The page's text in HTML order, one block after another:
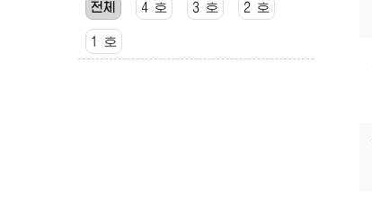
전체 4 호 3 호 2 호
1 호